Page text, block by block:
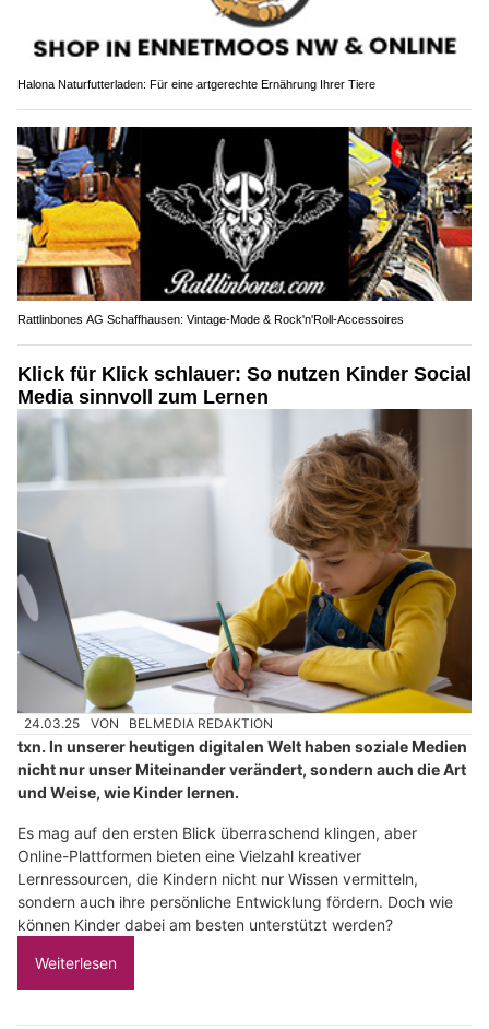
Halona Naturfutterladen: Für eine artgerechte Ernährung Ihrer Tiere
Rattlinbones AG Schaffhausen: Vintage-Mode & Rock'n'Roll-Accessoires
Klick für Klick schlauer: So nutzen Kinder Social
Media sinnvoll zum Lernen
24.03.25 VON BELMEDIA REDAKTION
txn. In unserer heutigen digitalen Welt haben soziale Medien
nicht nur unser Miteinander verändert, sondern auch die Art
und Weise, wie Kinder lernen.
Es mag auf den ersten Blick überraschend klingen, aber
Online-Plattformen bieten eine Vielzahl kreativer
Lernressourcen, die Kindern nicht nur Wissen vermitteln,
sondern auch ihre persönliche Entwicklung fördern. Doch wie
können Kinder dabei am besten unterstützt werden?
Weiterlesen